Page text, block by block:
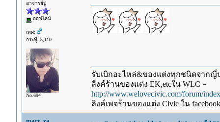
อาจารย์ปู่
ออฟไลน์
เพศ:
กระทู้: 5,110
No.694
รับเบิกอะไหล่&ของแต่งทุกชนิดจากญี่
ลิงค์ร้านของแต่ง EK,etcใน WLC =
http://www.welovecivic.com/forum/
ลิงค์เพจร้านของแต่ง Civic ใน